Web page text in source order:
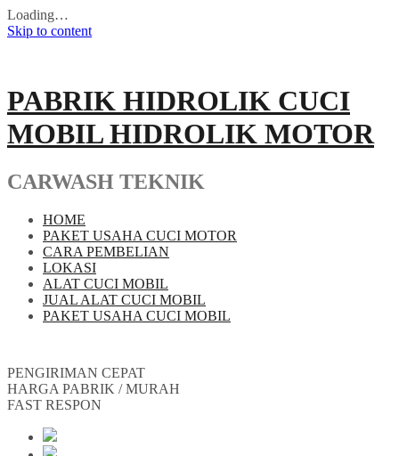
Loading…
Skip to content
PABRIK HIDROLIK CUCI
MOBIL HIDROLIK MOTOR
CARWASH TEKNIK
HOME
PAKET USAHA CUCI MOTOR
CARA PEMBELIAN
LOKASI
ALAT CUCI MOBIL
JUAL ALAT CUCI MOBIL
PAKET USAHA CUCI MOBIL
PENGIRIMAN CEPAT
HARGA PABRIK / MURAH
FAST RESPON